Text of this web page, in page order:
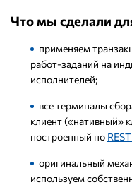
Что мы сделали
применяем
работ-заданий на
исполнителей;
все терминалы
клиент («нативный»
построенный по
оригинальный
используем